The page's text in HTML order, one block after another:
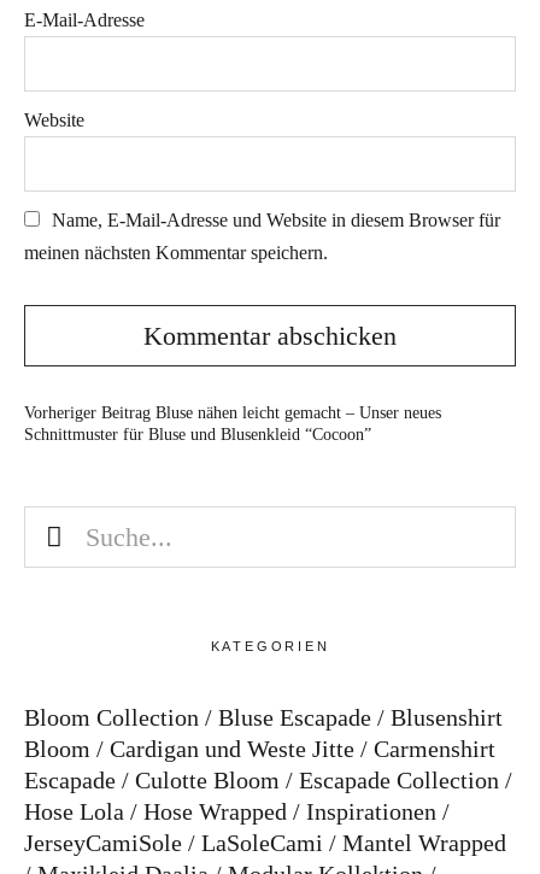
E-Mail-Adresse
Website
Name, E-Mail-Adresse und Website in diesem Browser für
meinen nächsten Kommentar speichern.
Vorheriger Beitrag Bluse nähen leicht gemacht – Unser neues
Schnittmuster für Bluse und Blusenkleid “Cocoon”
KATEGORIEN
Bloom Collection Bluse Escapade
Blusenshirt
Bloom
Cardigan und Weste Jitte
Carmenshirt
Escapade
Culotte Bloom
Escapade Collection
Hose Lola
Hose Wrapped
Inspirationen
JerseyCamiSole
LaSoleCami
Mantel Wrapped